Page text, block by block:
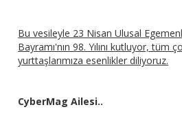
Bu vesileyle 23 Nisan Ulusal
Bayramı'nın 98. Yılını kutluyor, tüm
yurttaşlarımıza esenlikler diliyoruz.
CyberMag Ailesi..